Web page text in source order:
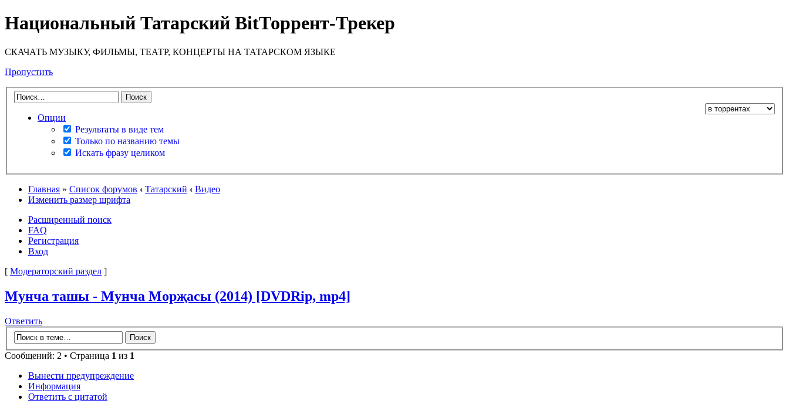
Национальный Татарский BitТоррент-Трекер
СКАЧАТЬ МУЗЫКУ, ФИЛЬМЫ, ТЕАТР, КОНЦЕРТЫ НА ТАТАРСКОМ ЯЗЫКЕ
Пропустить
Опции
Результаты в виде тем
Только по названию темы
Искать фразу целиком
Главная » Список форумов ‹ Татарский ‹ Видео
Изменить размер шрифта
Расширенный поиск
FAQ
Регистрация
Вход
[ Модераторский раздел ]
Мунча ташы - Мунча Морҗасы (2014) [DVDRip, mp4]
Ответить
Сообщений: 2 • Страница 1 из 1
Вынести предупреждение
Информация
Ответить с цитатой